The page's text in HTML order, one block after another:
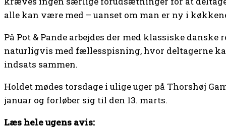
alle kan være med – uanset om man er ny i
På Pot & Pande arbejdes der med klassiske
naturligvis med fællesspisning, hvor deltagerne
indsats sammen.
Holdet mødes torsdage i ulige uger på Thorshøj
januar og forløber sig til den 13. marts.
Læs hele ugens avis: